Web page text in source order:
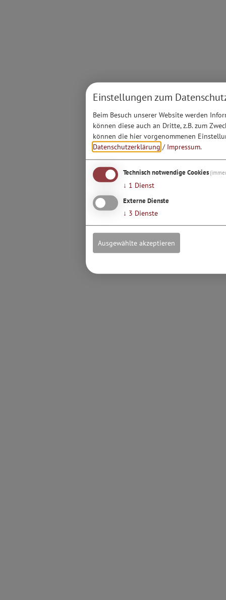
Einstellungen zum
Beim Besuch unserer Website werden
können diese auch an Dritte, z.B. zum
können die hier vorgenommenen
Datenschutzerklärung / Impressum.
Technisch notwendige Cookies
↓ 1 Dienst
Externe Dienste
↓ 3 Dienste
Ausgewählte akzeptieren